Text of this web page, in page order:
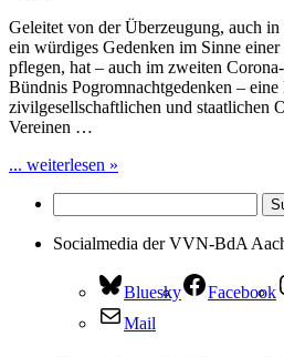
Geleitet von der Überzeugung, auch
ein würdiges Gedenken im Sinne
pflegen, hat – auch im zweiten
Bündnis Pogromnachtgedenken –
zivilgesellschaftlichen und staatlichen
Vereinen …
... weiterlesen »
Socialmedia der VVN-BdA
Bluesky Facebook
Mail